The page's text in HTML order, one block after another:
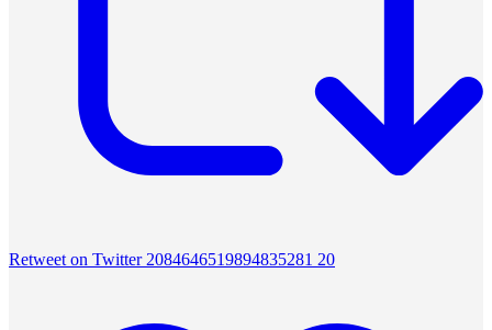
Retweet on Twitter 2084646519894835281 20